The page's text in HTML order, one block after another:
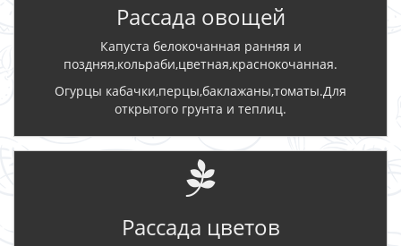
Рассада овощей
Капуста белокочанная ранняя и
поздняя,кольраби,цветная,краснокочанная.
Огурцы кабачки,перцы,баклажаны,томаты.Для
открытого грунта и теплиц.
Рассада цветов